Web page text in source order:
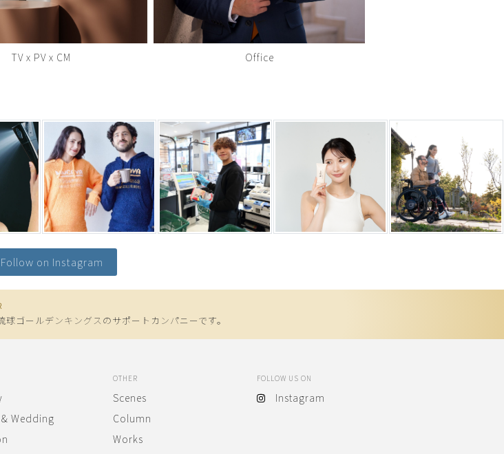
TV x PV x CM Office
Follow on Instagram
球ゴールデンキングスのサポートカンパニーです。
Wedding
OTHER
Scenes
Column
Works
FOLLOW US ON
Instagram